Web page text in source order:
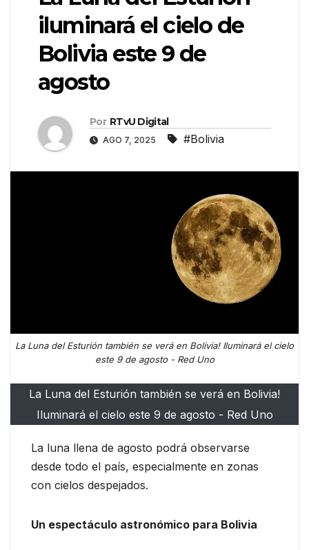
iluminará el cielo de
Bolivia este 9 de
agosto
Por RTvU Digital
AGO 7, 2025 #Bolivia
La Luna del Esturión también se verá en Bolivia! Iluminará el cielo
este 9 de agosto - Red Uno
La Luna del Esturión también se verá en Bolivia!
Iluminará el cielo este 9 de agosto - Red Uno
La luna llena de agosto podrá observarse
desde todo el país, especialmente en zonas
con cielos despejados.
Un espectáculo astronómico para Bolivia